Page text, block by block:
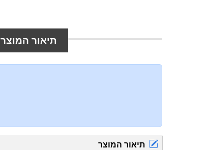
תיאור המוצר
תיאור המוצר